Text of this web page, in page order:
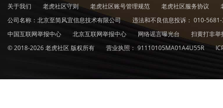
关于我们 老虎社区守则 老虎社区账号管理规范 老虎社区服务协议
公司名称：北京至简风宜信息技术有限公司
违法和不良信息投诉： 010-
中国互联网举报中心
北京互联网举报中心 网络谣言曝光台
扫黄打非
© 2018-2026 老虎社区 版权所有
营业执照： 91110105MA01A4U55R